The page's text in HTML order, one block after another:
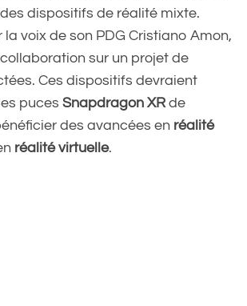
dispositifs de réalité mixte.
voix de son PDG Cristiano Amon,
sur un projet de
Ces dispositifs devraient
puces Snapdragon XRde
des avancées en réalité
réalité virtuelle.